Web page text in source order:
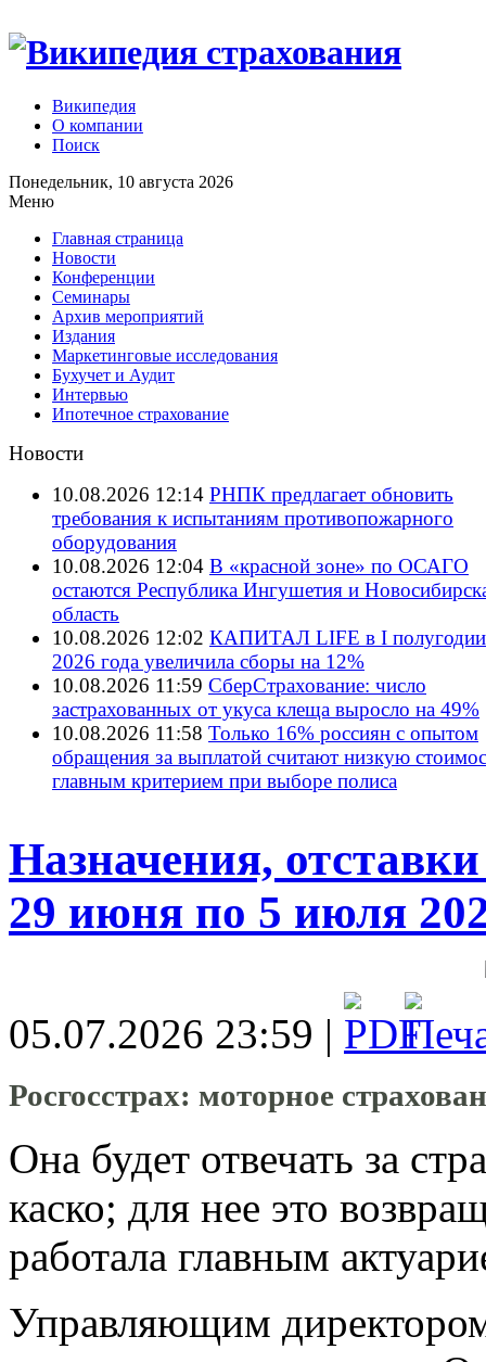
Википедия
О компании
Поиск
Понедельник, 10 августа 2026
Меню
Главная страница
Новости
Конференции
Семинары
Архив мероприятий
Издания
Маркетинговые исследования
Бухучет и Аудит
Интервью
Ипотечное страхование
Новости
10.08.2026 12:14 РНПК предлагает обновить
требования к испытаниям противопожарного
оборудования
10.08.2026 12:04 В «красной зоне» по ОСАГО
остаются Республика Ингушетия и
область
10.08.2026 12:02 КАПИТАЛ LIFE в I полугодии
2026 года увеличила сборы на 12%
10.08.2026 11:59 СберСтрахование: число
застрахованных от укуса клеща выросло на 49%
10.08.2026 11:58 Только 16% россиян с опытом
обращения за выплатой считают низкую
главным критерием при выборе полиса
Назначения,
29 июня по 5 июля
05.07.2026 23:59 |
Росгосстрах: моторное
Она будет отвечать за
каско; для нее это
работала главным
Управляющим